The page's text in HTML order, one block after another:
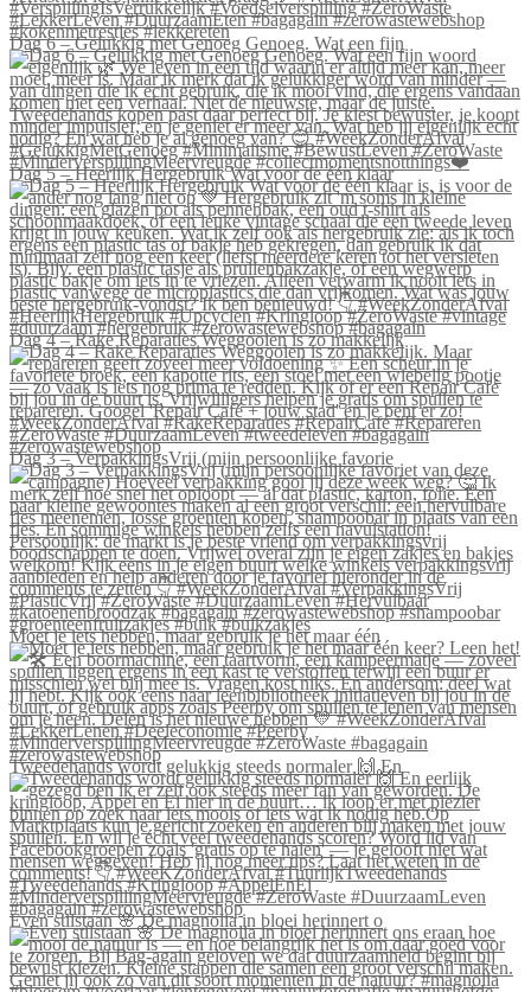
Dag 6 – Gelukkig met Genoeg Genoeg. Wat een fijn
Dag 5 – Heerlijk Hergebruik Wat voor de één klaar
Dag 4 – Rake Reparaties Weggooien is zo makkelijk
Dag 3 – VerpakkingsVrij (mijn persoonlijke favorie
Moet je iets hebben, maar gebruik je het maar één
Tweedehands wordt gelukkig steeds normaler 🙌 En
Even stilstaan 🌸 De magnolia in bloei herinnert o